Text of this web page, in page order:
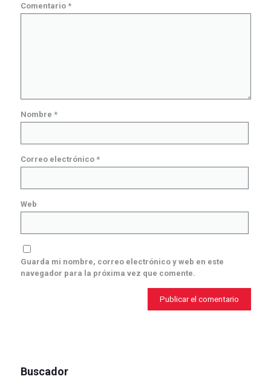
Comentario *
Nombre *
Correo electrónico *
Web
Guarda mi nombre, correo electrónico y web en este
navegador para la próxima vez que comente.
Buscador